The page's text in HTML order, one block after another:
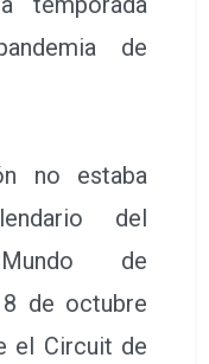
de
no estaba
del
de
de octubre
el Circuit de